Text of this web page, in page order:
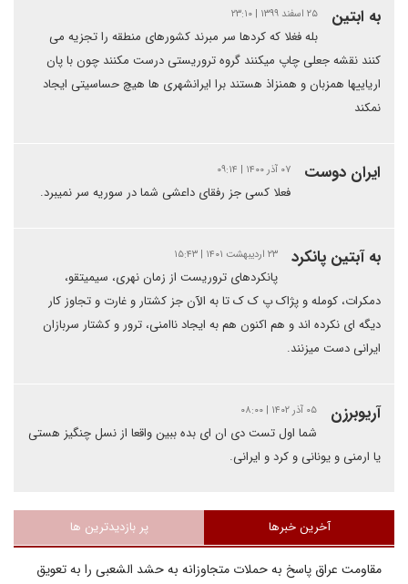
به ابتین ۲۵ اسفند ۱۳۹۹ | ۲۳:۱۰
بله فغلا که کردها سر مبرند کشورهای منطقه را تجزیه می
کنند نقشه جعلی چاپ میکنند گروه تروریستی درست مکنند چون با پان
اریاییها همزبان و همنزاذ هستند برا ایرانشهری ها هیچ حساسیتی ایجاد
نمکند
ایران دوست ۰۷ آذر ۱۴۰۰ | ۰۹:۱۴
فعلا کسی جز رفقای داعشی شما در سوریه سر نمیبرد.
به آبتین پانکرد ۲۳ اردیبهشت ۱۴۰۱ | ۱۵:۴۳
پانکردهای تروریست از زمان نهری، سیمیتقو،
دمکرات، کومله و پژاک پ ک ک تا به الآن جز کشتار و غارت و تجاوز کار
دیگه ای نکرده اند و هم اکنون هم به ایجاد ناامنی، ترور و کشتار سربازان
ایرانی دست میزنند.
آریوبرزن ۰۵ آذر ۱۴۰۲ | ۰۸:۰۰
شما اول تست دی ان ای بده ببین واقعا از نسل چنگیز هستی
یا ارمنی و یونانی و کرد و ایرانی.
آخرین خبرها پر بازدیدترین ها
مقاومت عراق پاسخ به حملات متجاوزانه به حشد الشعبی را به تعویق